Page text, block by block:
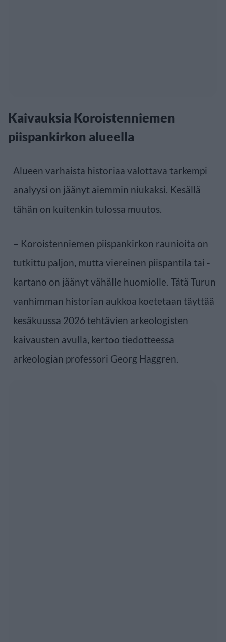
Kaivauksia Koroistenniemen
piispankirkon alueella
Alueen varhaista historiaa valottava tarkempi
analyysi on jäänyt aiemmin niukaksi. Kesällä
tähän on kuitenkin tulossa muutos.
– Koroistenniemen piispankirkon raunioita on
tutkittu paljon, mutta viereinen piispantila tai -
kartano on jäänyt vähälle huomiolle. Tätä Turun
vanhimman historian aukkoa koetetaan täyttää
kesäkuussa 2026 tehtävien arkeologisten
kaivausten avulla, kertoo tiedotteessa
arkeologian professori Georg Haggren.